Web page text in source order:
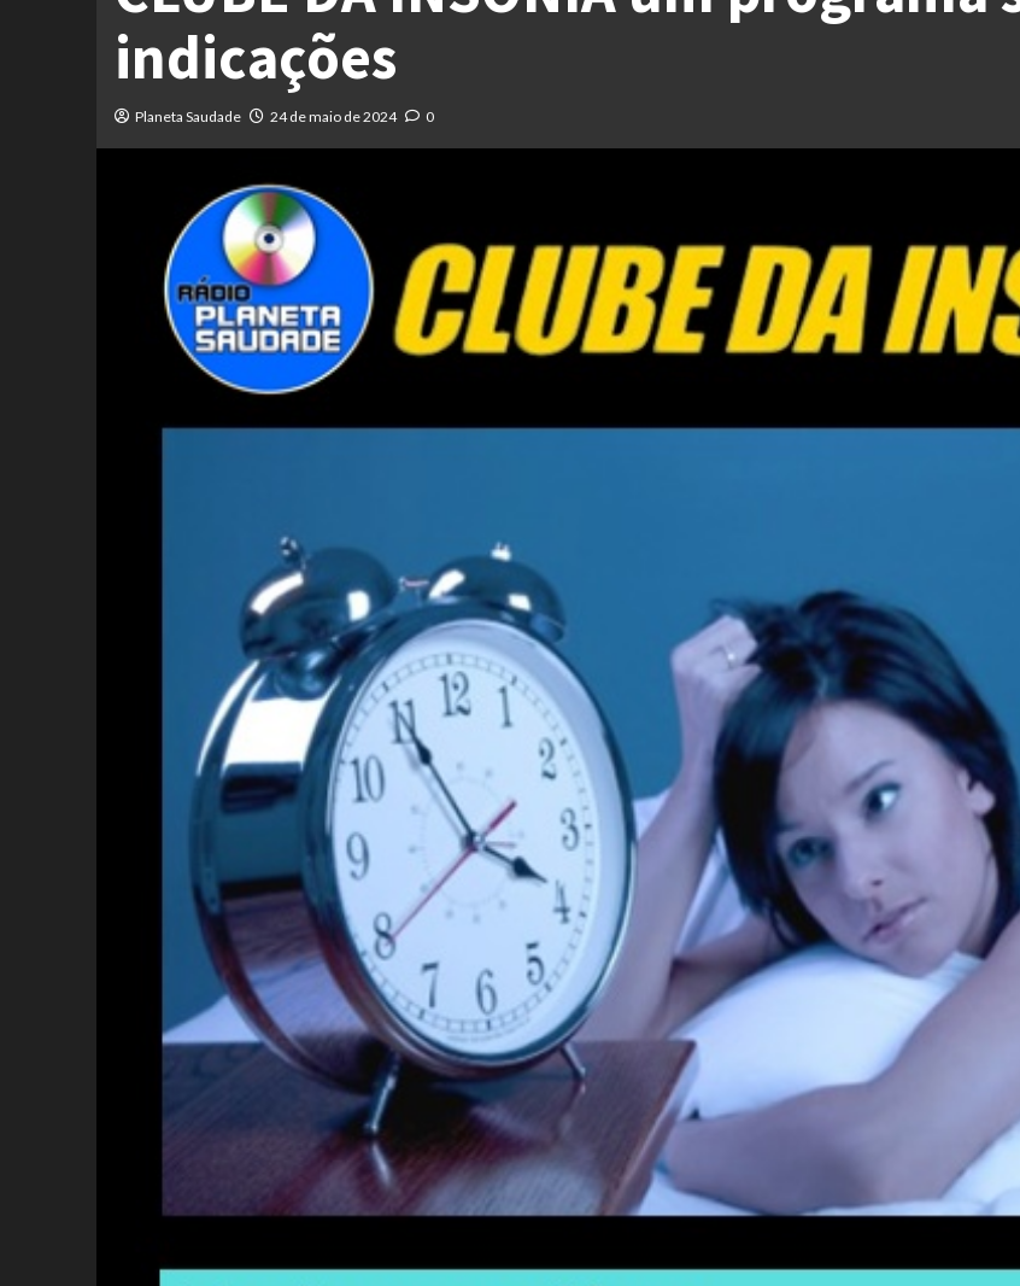
indicações
Planeta Saudade 24 de maio de 2024 0